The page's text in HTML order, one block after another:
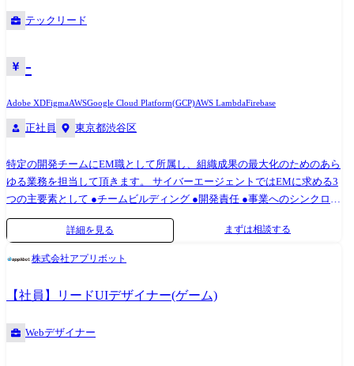
します。 情報設計の基礎を踏まえ、開発チームと連携しながら、適切な
ダンなデザインプロセスを実施し、生成AIツールの活用にも積極的に取
り組んで頂き、クライアントのご支援をしていただきます。 ● UX戦略・
ナ/ジャーニー/価値マップ/サービスブループリントなどの設計支援 ● 体
プロトタイプ設計 情報設計・UIデザインのリード、デザインシステム構
築 ブランド体験・マーケティング戦略と連動したデザイン企画 【プロジ
ェクト例】 ・大手金融会社:新規事業におけるサービス構想〜UX設計・
UIデザインまで一貫支援 ・大手芸能事務所:公式アプリの体験設計からグ
ロース戦略までのUX改善 ・官公庁:DX推進における業務プロセス設計お
テックリード
-
Adobe XDFigmaAWSGoogle Cloud Platform(GCP)AWS LambdaFirebase
正社員 東京都渋谷区
特定の開発チームにEM職として所属し、組織成果の最大化のためのあら
ゆる業務を担当して頂きます。 サイバーエージェントではEMに求める3
つの主要素として ●チームビルディング ●開発責任 ●事業へのシンクロ
を掲げております。 具体的には、以下を通し、事業に競争力を与える強
い開発チームを創り上げることがメインミッションとなります。 ・事業
に期待される品質とスピードに応えること ・ボトルネックを解消し、高
ームの能力を引き出し、持続的に成果を出せる状態を創ること 今までの
ご経験を鑑みて、面談や選考時に対話を重ね、ご希望を伺いながら最初
のミッションを決定します。 例①:3~5名程度のチームのテックリードご
経験者 半年後のミッション:チームメンバーとして実装しながら組織や開
詳細を見る まずは相談する
株式会社アプリボット
【社員】リードUIデザイナー(ゲーム)
Webデザイナー